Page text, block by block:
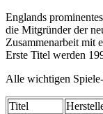
Englands
die Mitgründer der
Zusammenarbeit mit
Erste Titel werden
Alle wichtigen
Titel